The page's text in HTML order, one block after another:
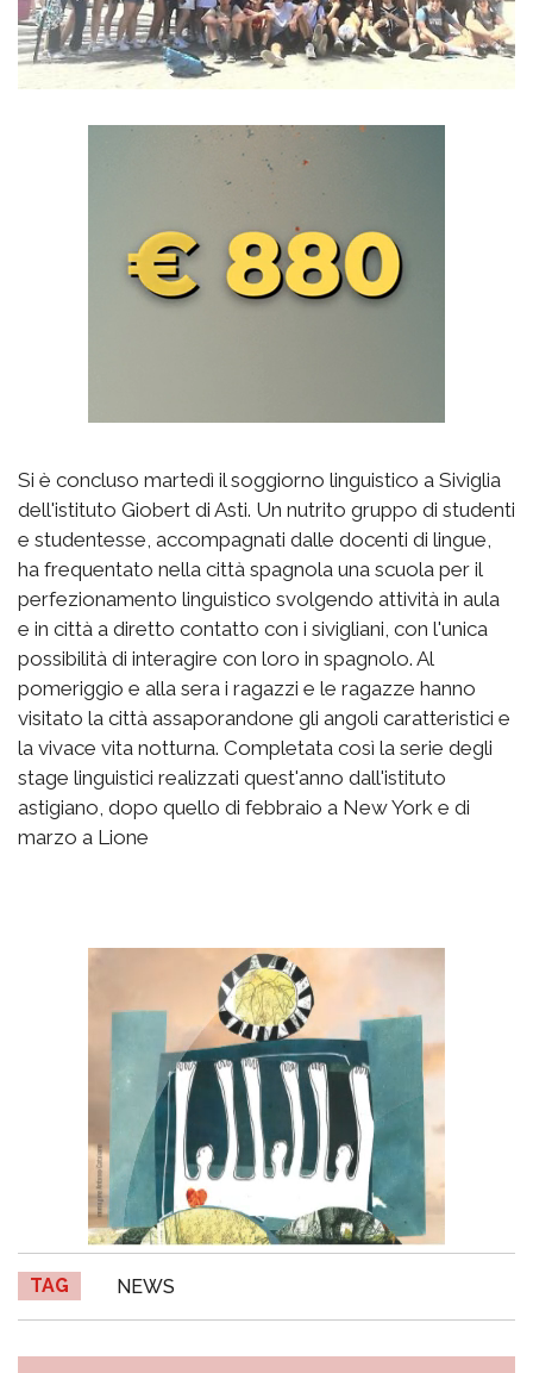
Si è concluso martedì il soggiorno linguistico a Siviglia
dell'istituto Giobert di Asti. Un nutrito gruppo di studenti
e studentesse, accompagnati dalle docenti di lingue,
ha frequentato nella città spagnola una scuola per il
perfezionamento linguistico svolgendo attività in aula
e in città a diretto contatto con i sivigliani, con l'unica
possibilità di interagire con loro in spagnolo. Al
pomeriggio e alla sera i ragazzi e le ragazze hanno
visitato la città assaporandone gli angoli caratteristici e
la vivace vita notturna. Completata così la serie degli
stage linguistici realizzati quest'anno dall'istituto
astigiano, dopo quello di febbraio a New York e di
marzo a Lione
TAG NEWS